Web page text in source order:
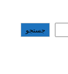
جستجو